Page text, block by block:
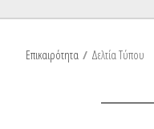
Επικαιρότητα / Δελτία Τύπου